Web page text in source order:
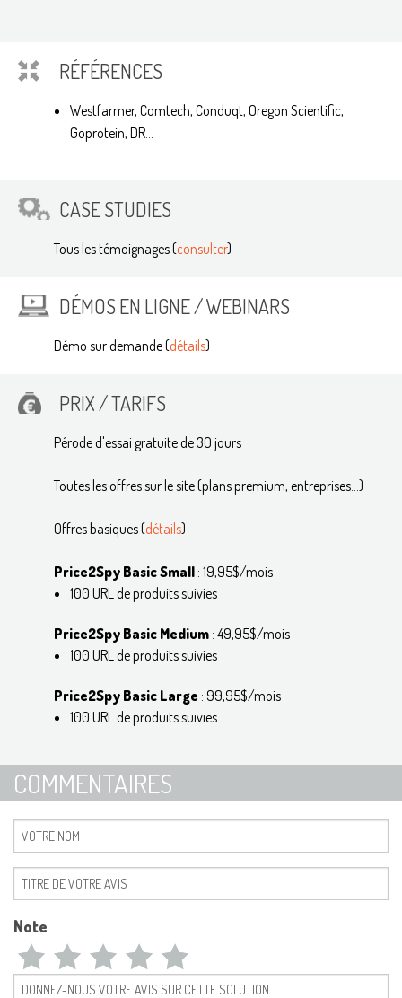
RÉFÉRENCES
Westfarmer, Comtech, Conduqt, Oregon Scientific,
Goprotein, DR...
CASE STUDIES
Tous les témoignages (consulter)
DÉMOS EN LIGNE / WEBINARS
Démo sur demande (détails)
PRIX / TARIFS
Pérode d'essai gratuite de 30 jours
Toutes les offres sur le site (plans premium, entreprises...)
Offres basiques (détails)
Price2Spy Basic Small : 19,95$/mois
100 URL de produits suivies
Price2Spy Basic Medium : 49,95$/mois
100 URL de produits suivies
Price2Spy Basic Large : 99,95$/mois
100 URL de produits suivies
COMMENTAIRES
Note